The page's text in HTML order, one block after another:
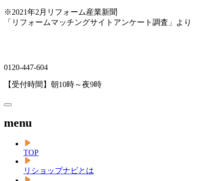
※2021年2月リフォーム産業新聞
「リフォームマッチングサイトアンケート調査」より
0120-447-604
【受付時間】朝10時～夜9時
menu
TOP
リショップナビとは